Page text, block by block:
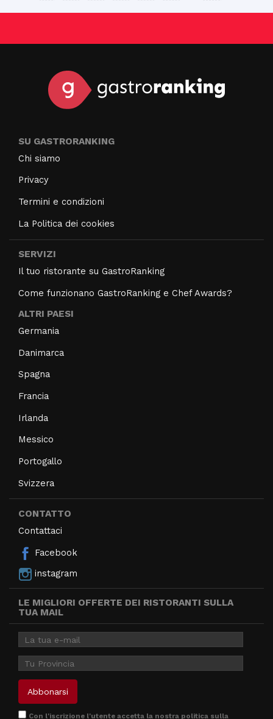
SU GASTRORANKING
Chi siamo
Privacy
Termini e condizioni
La Politica dei cookies
SERVIZI
Il tuo ristorante su GastroRanking
Come funzionano GastroRanking e Chef Awards?
ALTRI PAESI
Germania
Danimarca
Spagna
Francia
Irlanda
Messico
Portogallo
Svizzera
CONTATTO
Contattaci
Facebook
instagram
LE MIGLIORI OFFERTE DEI RISTORANTI SULLA
TUA MAIL
Con l'iscrizione l'utente accetta la nostra politica sulla